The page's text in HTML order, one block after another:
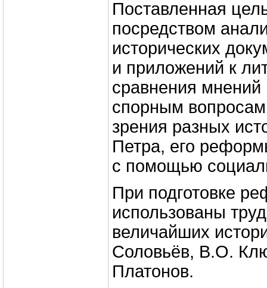
Поставленная
посредством
исторических
и приложений к
сравнения мнений
спорным
зрения разных
Петра, его
с помощью
При подготовке
использованы
величайших
Соловьёв, В.О.
Платонов.